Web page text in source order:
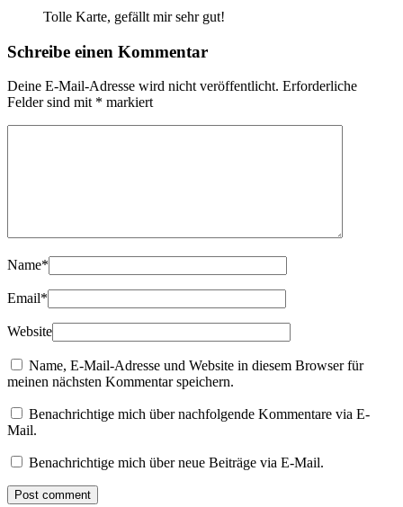
Tolle Karte, gefällt mir sehr gut!
Schreibe einen Kommentar
Deine E-Mail-Adresse wird nicht veröffentlicht. Erforderliche
Felder sind mit * markiert
Name*
Email*
Website
Name, E-Mail-Adresse und Website in diesem Browser für
meinen nächsten Kommentar speichern.
Benachrichtige mich über nachfolgende Kommentare via E-
Mail.
Benachrichtige mich über neue Beiträge via E-Mail.